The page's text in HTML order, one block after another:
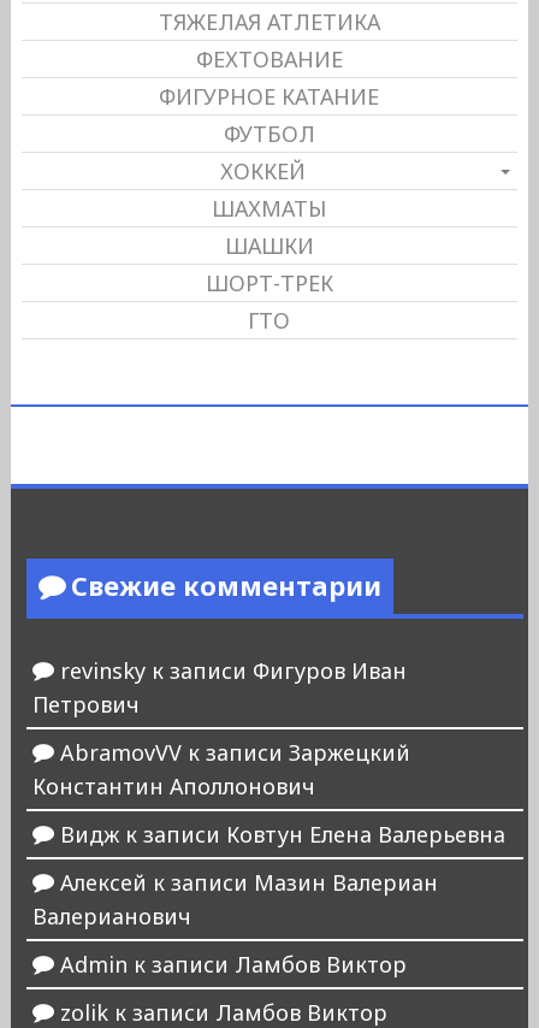
ТЯЖЕЛАЯ АТЛЕТИКА
ФЕХТОВАНИЕ
ФИГУРНОЕ КАТАНИЕ
ФУТБОЛ
ХОККЕЙ
ШАХМАТЫ
ШАШКИ
ШОРТ-ТРЕК
ГТО
Свежие комментарии
revinskyк записи Фигуров Иван
Петрович
AbramovVVк записи Заржецкий
Константин Аполлонович
Виджк записи Ковтун Елена Валерьевна
Алексей к записи Мазин Валериан
Валерианович
Admin к записи Ламбов Виктор
zolikк записи Ламбов Виктор